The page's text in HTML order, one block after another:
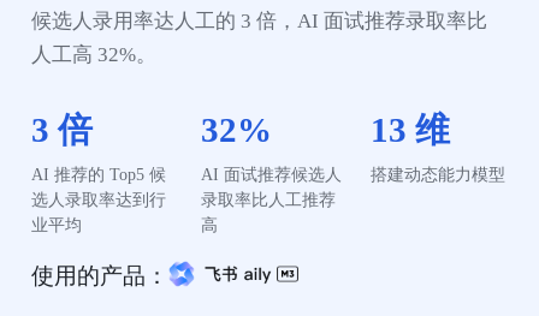
候选人录用率达人工的 3 倍，AI 面试推荐录取率比
人工高 32%。
3 倍
AI 推荐的 Top5 候
选人录取率达到行
业平均
32%
AI 面试推荐候选人
录取率比人工推荐
高
13 维
搭建动态能力模型
使用的产品：